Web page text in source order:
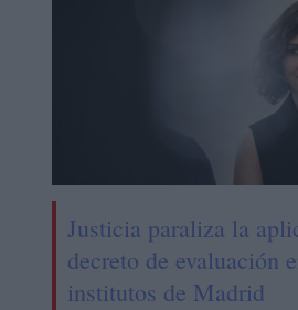
Justicia paraliza la
decreto de evaluación
institutos de Madrid